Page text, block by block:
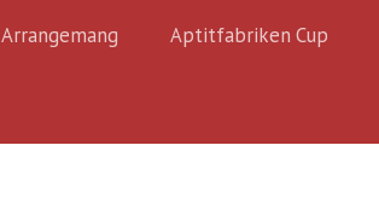
Arrangemang Aptitfabriken Cup